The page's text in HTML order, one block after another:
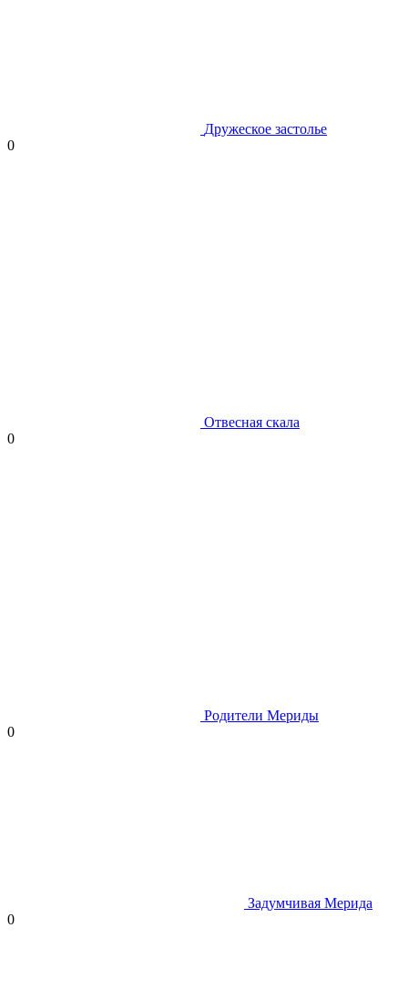
Дружеское застолье
0
Отвесная скала
0
Родители Мериды
0
Задумчивая Мерида
0